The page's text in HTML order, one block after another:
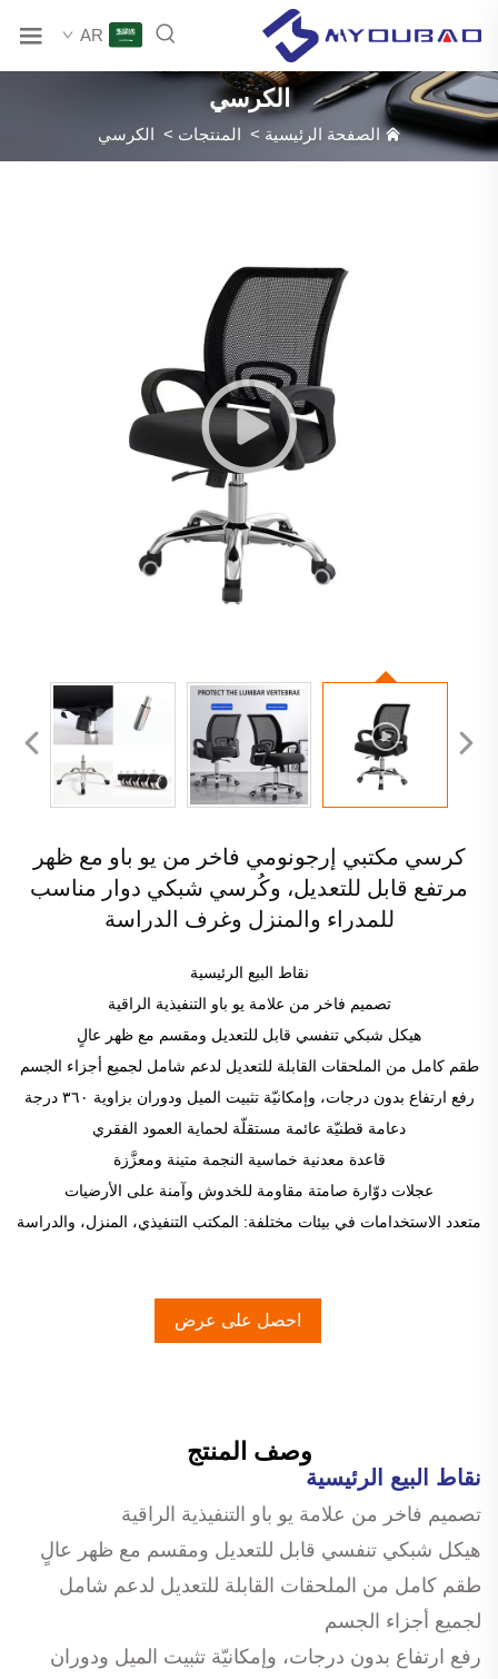
AR
الكرسي
الصفحة الرئيسية > المنتجات > الكرسي
كرسي مكتبي إرجونومي فاخر من يو باو مع ظهر
مرتفع قابل للتعديل، وكُرسي شبكي دوار مناسب
للمدراء والمنزل وغرف الدراسة
نقاط البيع الرئيسية
تصميم فاخر من علامة يو باو التنفيذية الراقية
هيكل شبكي تنفسي قابل للتعديل ومقسم مع ظهر عالٍ
طقم كامل من الملحقات القابلة للتعديل لدعم شامل لجميع أجزاء الجسم
رفع ارتفاع بدون درجات، وإمكانيّة تثبيت الميل ودوران بزاوية ٣٦٠ درجة
دعامة قطنيّة عائمة مستقلّة لحماية العمود الفقري
قاعدة معدنية خماسية النجمة متينة ومعزَّزة
عجلات دوّارة صامتة مقاومة للخدوش وآمنة على الأرضيات
متعدد الاستخدامات في بيئات مختلفة: المكتب التنفيذي، المنزل، والدراسة
احصل على عرض
وصف المنتج
نقاط البيع الرئيسية
تصميم فاخر من علامة يو باو التنفيذية الراقية
هيكل شبكي تنفسي قابل للتعديل ومقسم مع ظهر عالٍ
طقم كامل من الملحقات القابلة للتعديل لدعم شامل
لجميع أجزاء الجسم
رفع ارتفاع بدون درجات، وإمكانيّة تثبيت الميل ودوران